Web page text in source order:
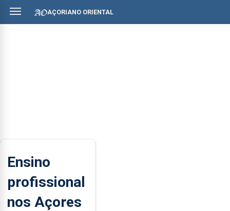
AÇORIANO ORIENTAL
Ensino
profissional
nos Açores